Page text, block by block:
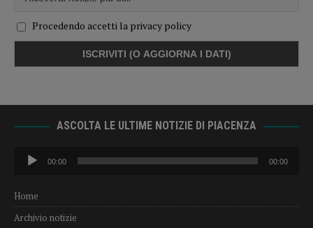
Procedendo accetti la privacy policy
ASCOLTA LE ULTIME NOTIZIE DI PIACENZA
Audio
Player
00:00 00:00
Home
Archivio notizie